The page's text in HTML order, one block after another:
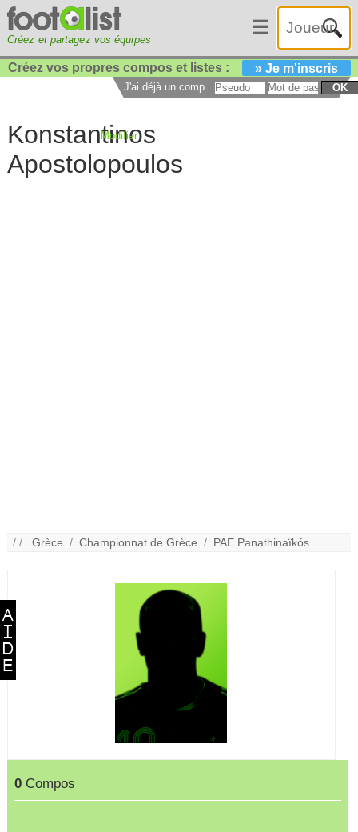
Créez et partagez vos équipes
☰
Créez vos propres compos et listes : » Je m'inscris
J'ai déjà un compte : OK
Konstantinos
Apostolopoulos
Modifier
/ /Grèce /Championnat de Grèce / PAE Panathinaïkós
0 Compos